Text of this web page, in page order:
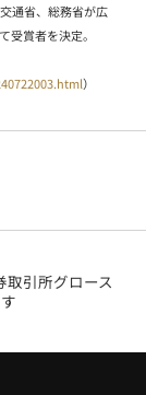
通省、総務省が広
受賞者を決定。
）
取引所グロース